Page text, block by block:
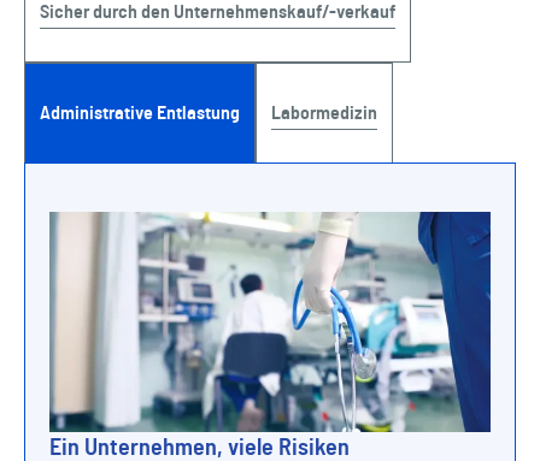
Administrative Entlastung Labormedizin
Sicher durch den Unternehmenskauf/-verkauf
Ein Unternehmen, viele Risiken